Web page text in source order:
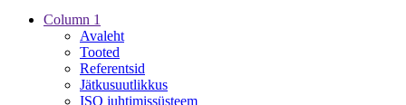
Column 1
Avaleht
Tooted
Referentsid
Jätkusuutlikkus
ISO juhtimissüsteem